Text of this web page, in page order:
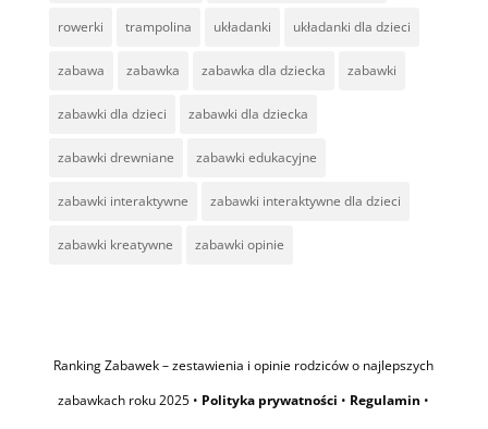
rowerki trampolina układanki układanki dla dzieci
zabawa zabawka zabawka dla dziecka zabawki
zabawki dla dzieci zabawki dla dziecka
zabawki drewniane zabawki edukacyjne
zabawki interaktywne zabawki interaktywne dla dzieci
zabawki kreatywne zabawki opinie
Ranking Zabawek – zestawienia i opinie rodziców o najlepszych
zabawkach roku 2025 • Polityka prywatności • Regulamin •